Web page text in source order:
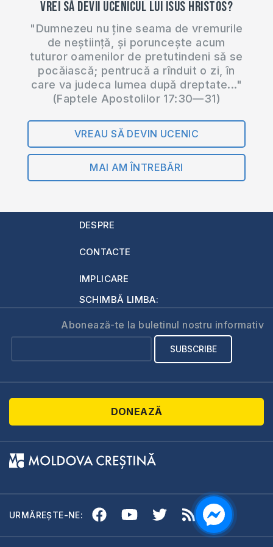
Vrei să devii ucenicul lui Isus Hristos?
"Dumnezeu nu ține seama de vremurile
de neștiință, și poruncește acum
tuturor oamenilor de pretutindeni să se
pocăiască; pentrucă a rînduit o zi, în
care va judeca lumea după dreptate..."
(Faptele Apostolilor 17:30—31)
VREAU SĂ DEVIN UCENIC
MAI AM ÎNTREBĂRI
DESPRE
CONTACTE
IMPLICARE
SCHIMBĂ LIMBA:
Abonează-te la buletinul nostru informativ
DONEAZĂ
URMĂREȘTE-NE: